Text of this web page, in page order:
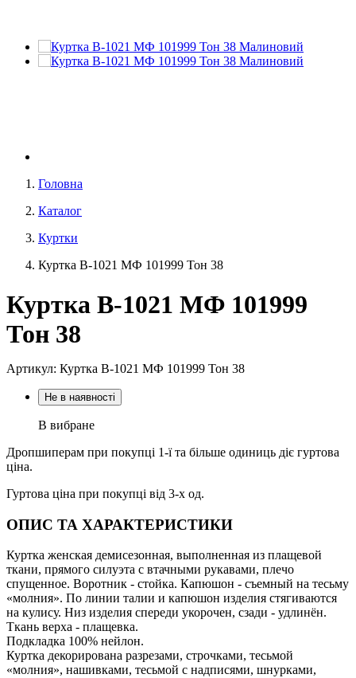
Головна
Каталог
Куртки
Куртка В-1021 МФ 101999 Тон 38
Куртка В-1021 МФ 101999
Тон 38
Артикул: Куртка В-1021 МФ 101999 Тон 38
Не в наявності
В вибране
Дропшиперам при покупці 1-ї та більше одиниць діє гуртова
ціна.
Гуртова ціна при покупці від 3-х од.
ОПИС ТА ХАРАКТЕРИСТИКИ
Куртка женская демисезонная, выполненная из плащевой
ткани, прямого силуэта с втачными рукавами, плечо
спущенное. Воротник - стойка. Капюшон - съемный на тесьму
«молния». По линии талии и капюшон изделия стягиваются
на кулису. Низ изделия спереди укорочен, сзади - удлинён.
Ткань верха - плащевка.
Подкладка 100% нейлон.
Куртка декорирована разрезами, строчками, тесьмой
«молния», нашивками, тесьмой с надписями, шнурками,